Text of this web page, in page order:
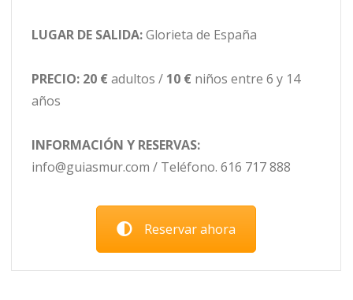
LUGAR DE SALIDA:Glorieta de España
PRECIO: 20 €adultos / 10 € niños entre 6 y 14
años
INFORMACIÓN Y RESERVAS:
info@guiasmur.com / Teléfono. 616 717 888
Reservar ahora